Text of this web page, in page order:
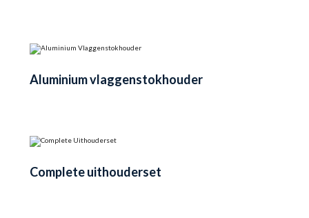
Aluminium vlaggenstokhouder
Complete uithouderset